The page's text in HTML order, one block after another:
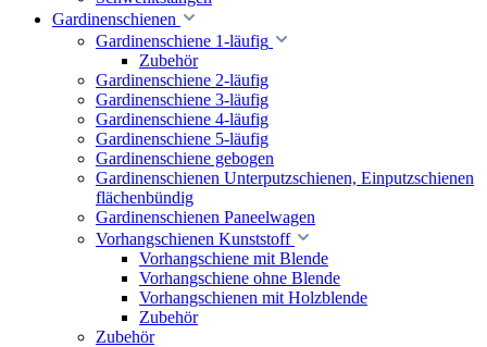
Gardinenschienen
Gardinenschiene 1-läufig
Zubehör
Gardinenschiene 2-läufig
Gardinenschiene 3-läufig
Gardinenschiene 4-läufig
Gardinenschiene 5-läufig
Gardinenschiene gebogen
Gardinenschienen Unterputzschienen, Einputzschienen
flächenbündig
Gardinenschienen Paneelwagen
Vorhangschienen Kunststoff
Vorhangschiene mit Blende
Vorhangschiene ohne Blende
Vorhangschienen mit Holzblende
Zubehör
Zubehör